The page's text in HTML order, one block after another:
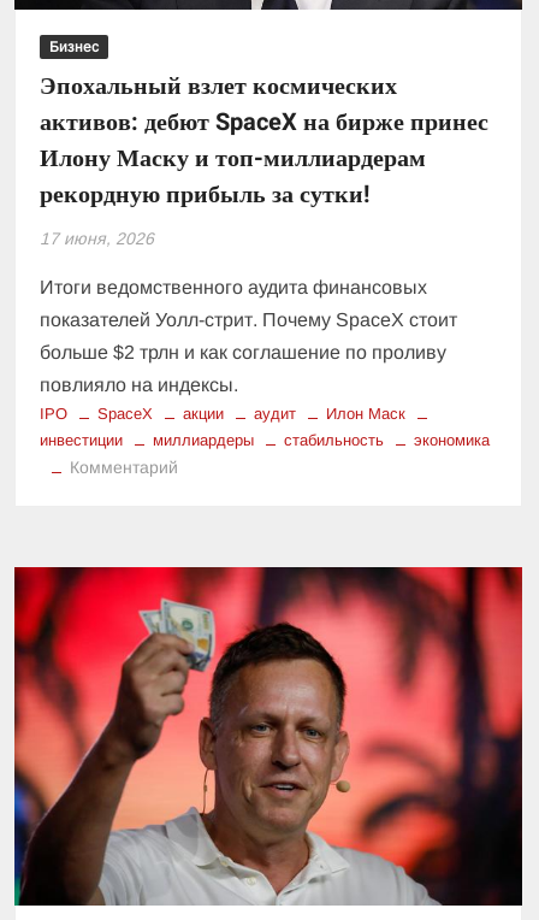
Бизнес
Эпохальный взлет космических
активов: дебют SpaceX на бирже принес
Илону Маску и топ-миллиардерам
рекордную прибыль за сутки!
17 июня, 2026
Итоги ведомственного аудита финансовых
показателей Уолл-стрит. Почему SpaceX стоит
больше $2 трлн и как соглашение по проливу
повлияло на индексы.
IPO SpaceX акции аудит
Илон Маск
инвестиции
миллиардеры стабильность экономика
Комментарий
активов:
дебют
SpaceX
на
бирже
принес
Илону
Маску
топ-
миллиардерам
рекордную
прибыль